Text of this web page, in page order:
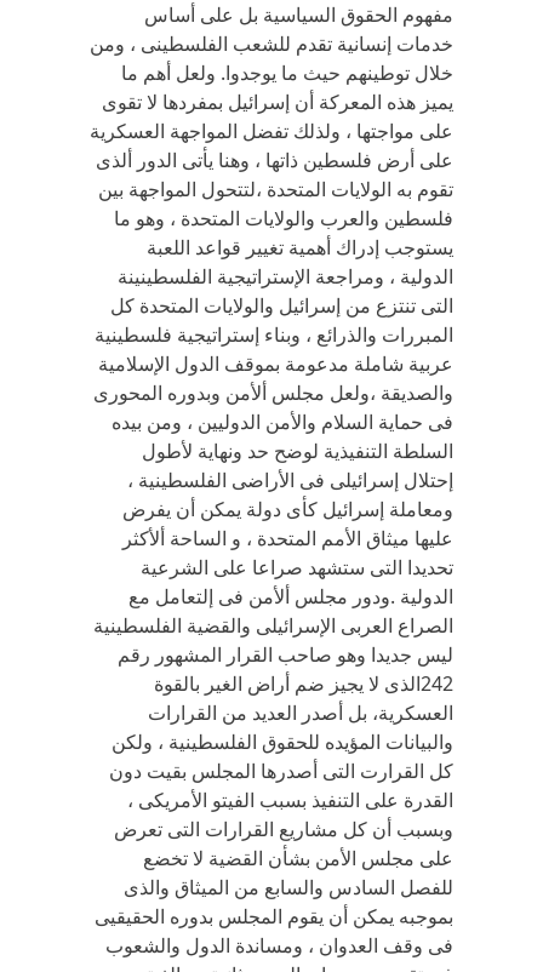
مفهوم الحقوق السياسية بل على أساس
خدمات إنسانية تقدم للشعب الفلسطينى ، ومن
خلال توطينهم حيث ما يوجدوا. ولعل أهم ما
يميز هذه المعركة أن إسرائيل بمفردها لا تقوى
على مواجتها ، ولذلك تفضل المواجهة العسكرية
على أرض فلسطين ذاتها ، وهنا يأتى الدور ألذى
تقوم به الولايات المتحدة ،لتتحول المواجهة بين
فلسطين والعرب والولايات المتحدة ، وهو ما
يستوجب إدراك أهمية تغيير قواعد اللعبة
الدولية ، ومراجعة الإستراتيجية الفلسطينينة
التى تنتزع من إسرائيل والولايات المتحدة كل
المبررات والذرائع ، وبناء إستراتيجية فلسطينية
عربية شاملة مدعومة بموقف الدول الإسلامية
والصديقة ،ولعل مجلس ألأمن وبدوره المحورى
فى حماية السلام والأمن الدوليين ، ومن بيده
السلطة التنفيذية لوضح حد ونهاية لأطول
إحتلال إسرائيلى فى الأراضى الفلسطينية ،
ومعاملة إسرائيل كأى دولة يمكن أن يفرض
عليها ميثاق الأمم المتحدة ، و الساحة ألأكثر
تحديدا التى ستشهد صراعا على الشرعية
الدولية .ودور مجلس ألأمن فى إلتعامل مع
الصراع العربى الإسرائيلى والقضية الفلسطينية
ليس جديدا وهو صاحب القرار المشهور رقم
242الذى لا يجيز ضم أراض الغير بالقوة
العسكرية، بل أصدر العديد من القرارات
والبيانات المؤيده للحقوق الفلسطينية ، ولكن
كل القرارت التى أصدرها المجلس بقيت دون
القدرة على التنفيذ بسبب الفيتو الأمريكى ،
وبسبب أن كل مشاريع القرارات التى تعرض
على مجلس الأمن بشأن القضية لا تخضع
للفصل السادس والسابع من الميثاق والذى
بموجبه يمكن أن يقوم المجلس بدوره الحقيقيى
فى وقف العدوان ، ومساندة الدول والشعوب